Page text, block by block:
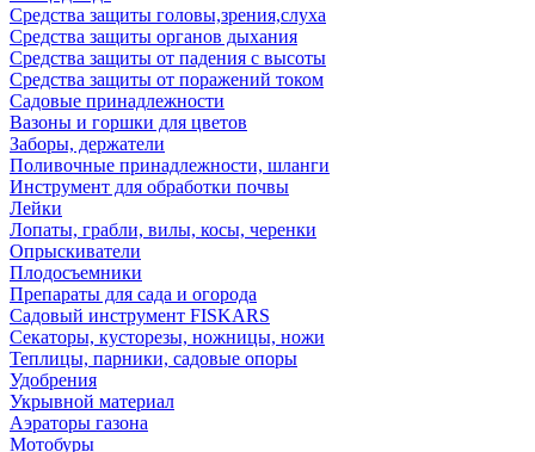
Средства защиты головы,зрения,слуха
Средства защиты органов дыхания
Средства защиты от падения с высоты
Средства защиты от поражений током
Садовые принадлежности
Вазоны и горшки для цветов
Заборы, держатели
Поливочные принадлежности, шланги
Инструмент для обработки почвы
Лейки
Лопаты, грабли, вилы, косы, черенки
Опрыскиватели
Плодосъемники
Препараты для сада и огорода
Садовый инструмент FISKARS
Секаторы, кусторезы, ножницы, ножи
Теплицы, парники, садовые опоры
Удобрения
Укрывной материал
Аэраторы газона
Мотобуры